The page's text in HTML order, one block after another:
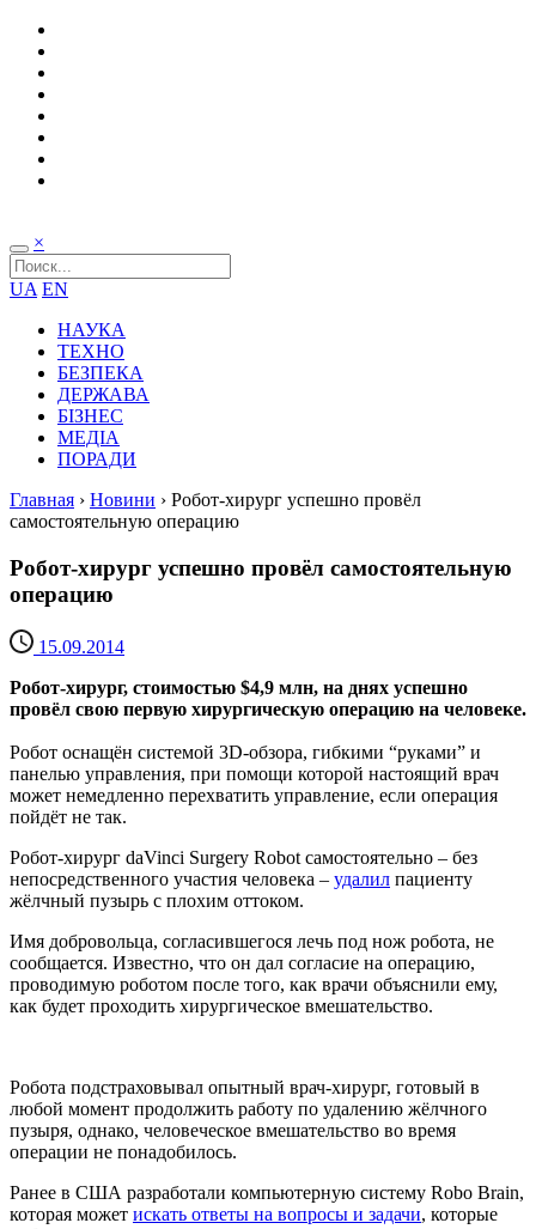
×
UA EN
НАУКА
ТЕХНО
БЕЗПЕКА
ДЕРЖАВА
БІЗНЕС
МЕДІА
ПОРАДИ
Главная › Новини › Робот-хирург успешно провёл
самостоятельную операцию
Робот-хирург успешно провёл самостоятельную
операцию
15.09.2014
Робот-хирург, стоимостью $4,9 млн, на днях успешно
провёл свою первую хирургическую операцию на человеке.
Робот оснащён системой 3D-обзора, гибкими “руками” и
панелью управления, при помощи которой настоящий врач
может немедленно перехватить управление, если операция
пойдёт не так.
Робот-хирург daVinci Surgery Robot самостоятельно – без
непосредственного участия человека – удалил пациенту
жёлчный пузырь с плохим оттоком.
Имя добровольца, согласившегося лечь под нож робота, не
сообщается. Известно, что он дал согласие на операцию,
проводимую роботом после того, как врачи объяснили ему,
как будет проходить хирургическое вмешательство.
Робота подстраховывал опытный врач-хирург, готовый в
любой момент продолжить работу по удалению жёлчного
пузыря, однако, человеческое вмешательство во время
операции не понадобилось.
Ранее в США разработали компьютерную систему Robo Brain,
которая может искать ответы на вопросы и задачи, которые